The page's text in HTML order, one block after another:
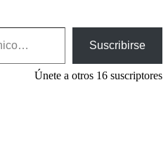
Suscribirse
Únete a otros 16 suscriptores